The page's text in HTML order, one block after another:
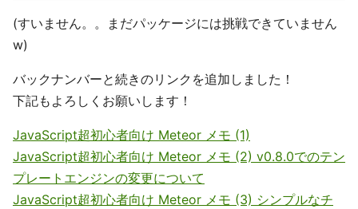
(すいません。。まだパッケージには挑戦できていません
w)
バックナンバーと続きのリンクを追加しました！
下記もよろしくお願いします！
JavaScript超初心者向け Meteor メモ (1)
JavaScript超初心者向け Meteor メモ (2) v0.8.0でのテン
プレートエンジンの変更について
JavaScript超初心者向け Meteor メモ (3) シンプルなチ